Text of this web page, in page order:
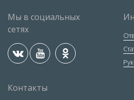
Мы в социальных
сетях
Контакты